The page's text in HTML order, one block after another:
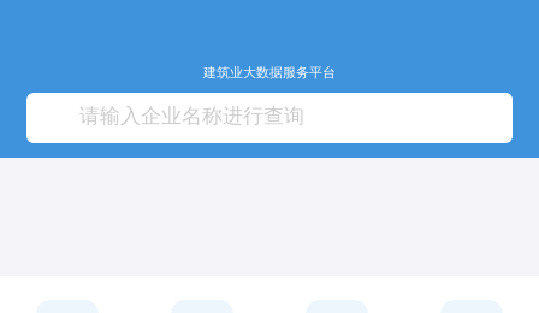
建筑业大数据服务平台